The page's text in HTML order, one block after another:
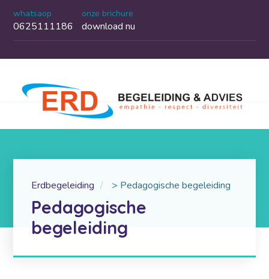
whatsaop
0625111186
onze brichure
download nu
Erdbegeleiding > Pedagogische begeleiding
Pedagogische
begeleiding